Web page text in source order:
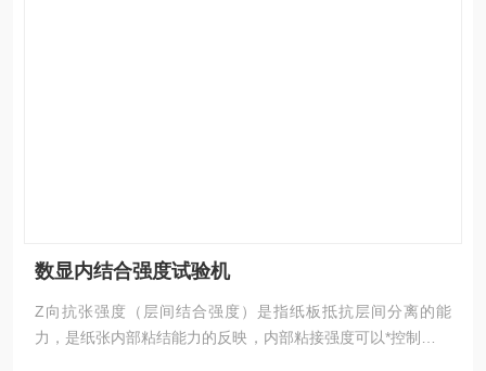
数显内结合强度试验机
Z向抗张强度（层间结合强度）是指纸板抵抗层间分离的能
力，是纸张内部粘结能力的反映，内部粘接强度可以*控制，这